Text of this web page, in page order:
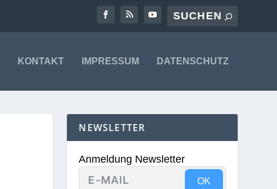
KONTAKT IMPRESSUM DATENSCHUTZ
NEWSLETTER
Anmeldung Newsletter
OK